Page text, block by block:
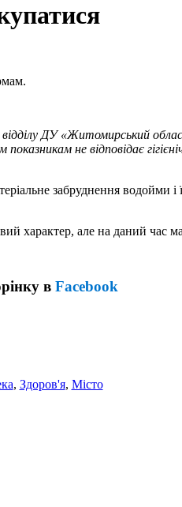
ДУ «Житомирський
не відповідає
забруднення водойми
характер, але на даний час
в Facebook
, Здоров'я, Місто